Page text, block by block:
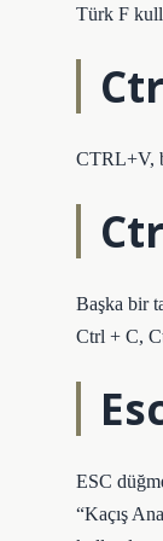
Türk F
CTRL+V,
Başka bir
Ctrl + C,
ESC
“Kaçış